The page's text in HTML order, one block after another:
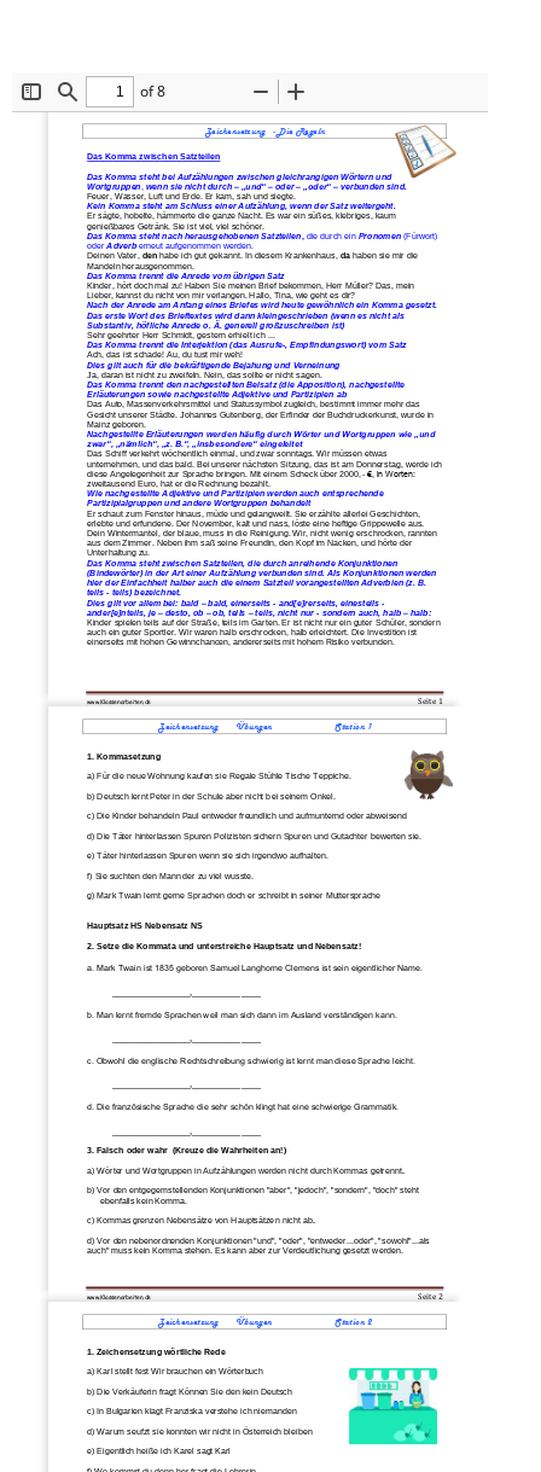
Toggle
Sidebar
Find
of 8
Zoom
Out
In
www.Klassenarbeiten.de Seite 1
Zeichensetzung - Die Regeln
Das Komma zwischen Satzteilen
Das Komma steht bei Aufzählungen zwischen gleichrangigen Wörtern und
Wortgruppen
wenn sie nicht durch – „und“ – oder – „oder“ – verbunden sind.
Feuer, Wasser, Luft und Erde. Er kam, sah und siegte.
Kein Komma steht am Schluss einer Aufzählung, wenn der Satz weitergeht.
Er sägte, hobelte, hämmerte die ganze Nacht. Es war ein süßes, klebriges, kaum
genießbares Getränk. Sie ist viel, viel schöner.
Das Komma steht nach herausgehobenen Satzteilen die durch ein Pronomen (Fürwort)
oder Adverb erneut aufgenommen werden.
Deinen Vater, den habe ich gut gekannt. In diesem Krankenhaus, da haben sie mir die
Mandeln herausgenommen.
Das Komma trennt die Anrede vom übrigen Satz
Kinder, hört doch mal zu! Haben Sie meinen Brief bekommen, Herr Müller? Das, mein
Lieber, kannst du nicht von mir verlangen. Hallo, Tina, wie geht es dir?
Nach der Anrede am Anfang eines Briefes wird heute gewöhnlich ein Komma gesetzt.
Das erste Wort des Brieftextes wird dann kleingeschrieben (wenn es nicht als
Substantiv, höfliche Anrede o. Ä. generell großzuschreiben ist)
Sehr geehrter Herr Schmidt, gestern erhielt ich ...
Das Komma trennt die Interjektion (das Ausrufe-, Empfindungswort) vom Satz
Ach, das ist schade! Au, du tust mir weh!
Dies gilt auch für die bekräftigende Bejahung und Verneinung
Ja, daran ist nicht zu zweifeln. Nein, das sollte er nicht sagen.
Das Komma trennt den nachgestellten Beisatz (die Apposition), nachgestellte
Erläuterungen sowie nachgestellte Adjektive und Partizipien ab
Das Auto, Massenverkehrsmittel und Statussymbol zugleich, bestimmt immer mehr das
Gesicht unserer Städte. Johannes Gutenberg, der Erfinder der Buchdruckerkunst, wurde in
Mainz geboren.
Nachgestellte Erläuterungen werden häufig durch Wörter und Wortgruppen wie „und
zwar“, „nämlich“, „z. B.“, „insbesondere“ eingeleitet
Das Schiff verkehrt wöchentlich einmal, und zwar sonntags. Wir müssen etwas
unternehmen, und das bald. Bei unserer nächsten Sitzung, das ist am Donnerstag, werde ich
diese Angelegenheit zur Sprache bringen. Mit einem Scheck über 2000, - €, in Worten:
zweitausend Euro, hat er die Rechnung bezahlt.
Wie nachgestellte Adjektive und Partizipien werden auch entsprechende
Partizipialgruppen und andere Wortgruppen behandelt
Er schaut zum Fenster hinaus, müde und gelangweilt. Sie erzählte allerlei Geschichten,
erlebte und erfundene. Der November, kalt und nass, löste eine heftige Grippewelle aus.
Dein Wintermantel, der blaue, muss in die Reinigung. Wir, nicht wenig erschrocken, rannten
aus dem Zimmer. Neben ihm saß seine Freundin, den Kopf im Nacken, und hörte der
Unterhaltung zu.
Das Komma steht zwischen Satzteilen, die durch anreihende Konjunktionen
(Bindewörter) in der Art einer Aufzählung verbunden sind. Als Konjunktionen werden
hier der Einfachheit halber auch die einem Satzteil vorangestellten Adverbien (z. B.
teils - teils) bezeichnet.
Dies gilt vor allem bei: bald – bald, einerseits - and[e]rerseits, einesteils -
ander[e]nteils, je – desto, ob – ob, teils – teils, nicht nur - sondern auch, halb – halb:
Kinder spielen teils auf der Straße, teils im Garten. Er ist nicht nur ein guter Schüler, sondern
auch ein guter Sportler. Wir waren halb erschrocken, halb erleichtert. Die Investition ist
einerseits mit hohen Gewinnchancen, andererseits mit hohem Risiko verbunden.
www.Klassenarbeiten.de Seite 2
Zeichensetzung       Übungen                         Station 1
1. Kommasetzung
a) Für die neue Wohnung kaufen sie Regale Stühle Tische Teppiche.
b) Deutsch lernt Peter in der Schule aber nicht bei seinem Onkel.
c) Die Kinder behandeln Paul entweder freundlich und aufmunternd oder abweisend
d) Die Täter hinterlassen Spuren Polizisten sichern Spuren und Gutachter bewerten sie.
e) Täter hinterlassen Spuren wenn sie sich irgendwo aufhalten.
f) Sie suchten den Mann der zu viel wusste.
g) Mark Twain lernt gerne Sprachen doch er schreibt in seiner Muttersprache
Hauptsatz HS Nebensatz NS
2. Setze die Kommata und unterstreiche Hauptsatz und Nebensatz!
a. Mark Twain ist 1835 geboren Samuel Langhorne Clemens ist sein eigentlicher Name.
b. Man lernt fremde Sprachen weil man sich dann im Ausland verständigen kann.
c. Obwohl die englische Rechtschreibung schwierig ist lernt man diese Sprache leicht.
________________,______________
d. Die französische Sprache die sehr schön klingt hat eine schwierige Grammatik.
3. Falsch oder wahr (Kreuze die Wahrheiten an!)
a) Wörter und Wortgruppen in Aufzählungen werden nicht durch Kommas getrennt.
b) Vor den entgegemstellenden Konjunktionen "aber", "jedoch", "sondern", "doch" steht
ebenfalls kein Komma.
c) Kommas grenzen Nebensätze von Hauptsätzen nicht ab.
d) Vor den nebenordnenden Konjunktionen "und", "oder", "entweder...oder", "sowohl"...als
auch" muss kein Komma stehen. Es kann aber zur Verdeutlichung gesetzt werden.
Zeichensetzung       Übungen                         Station 2
1. Zeichensetzung wörtliche Rede
a) Karl stellt fest Wir brauchen ein Wörterbuch
b) Die Verkäuferin fragt Können Sie den kein Deutsch
c) In Bulgarien klagt Franziska verstehe ich niemanden
d) Warum seufzt sie konnten wir nicht in Österreich bleiben
e) Eigentlich heiße ich Karel sagt Karl